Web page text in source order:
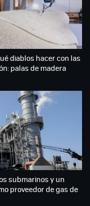
diablos hacer con las
palas de madera
submarinos y un
proveedor de gas de